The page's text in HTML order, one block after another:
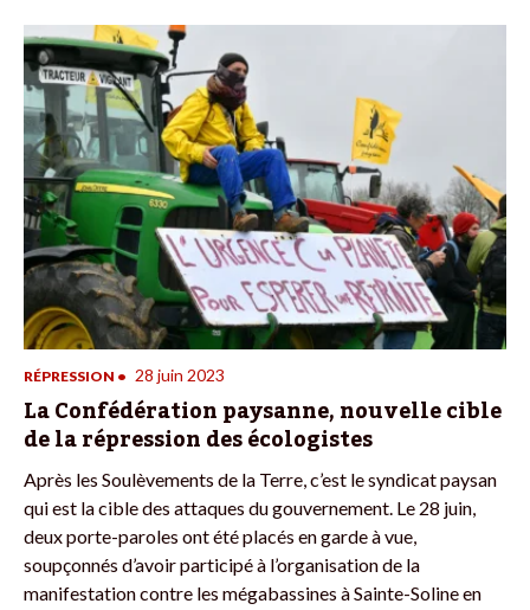
RÉPRESSION • 28 juin 2023
La Confédération paysanne, nouvelle cible
de la répression des écologistes
Après les Soulèvements de la Terre, c’est le syndicat paysan
qui est la cible des attaques du gouvernement. Le 28 juin,
deux porte-paroles ont été placés en garde à vue,
soupçonnés d’avoir participé à l’organisation de la
manifestation contre les mégabassines à Sainte-Soline en